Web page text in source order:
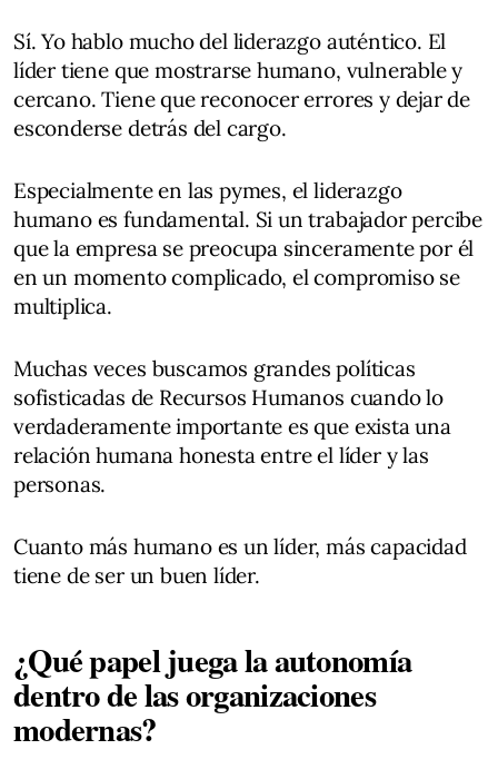
Sí. Yo hablo mucho del liderazgo auténtico. El
líder tiene que mostrarse humano, vulnerable y
cercano. Tiene que reconocer errores y dejar de
esconderse detrás del cargo.
Especialmente en las pymes, el liderazgo
humano es fundamental. Si un trabajador percibe
que la empresa se preocupa sinceramente por él
en un momento complicado, el compromiso se
multiplica.
Muchas veces buscamos grandes políticas
sofisticadas de Recursos Humanos cuando lo
verdaderamente importante es que exista una
relación humana honesta entre el líder y las
personas.
Cuanto más humano es un líder, más capacidad
tiene de ser un buen líder.
¿Qué papel juega la autonomía
dentro de las organizaciones
modernas?